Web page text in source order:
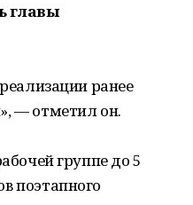
главы
ранее
— отметил он.
группе до 5
поэтапного